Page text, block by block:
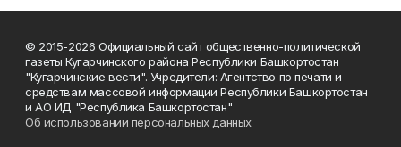
© 2015-2026 Официальный сайт общественно-политической
газеты Кугарчинского района Республики Башкортостан
"Кугарчинские вести". Учредители: Агентство по печати и
средствам массовой информации Республики Башкортостан
и АО ИД "Республика Башкортостан"
Об использовании персональных данных